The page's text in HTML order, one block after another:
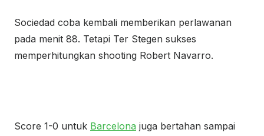
Sociedad coba kembali memberikan perlawanan
pada menit 88. Tetapi Ter Stegen sukses
memperhitungkan shooting Robert Navarro.
Score 1-0 untuk Barcelona juga bertahan sampai